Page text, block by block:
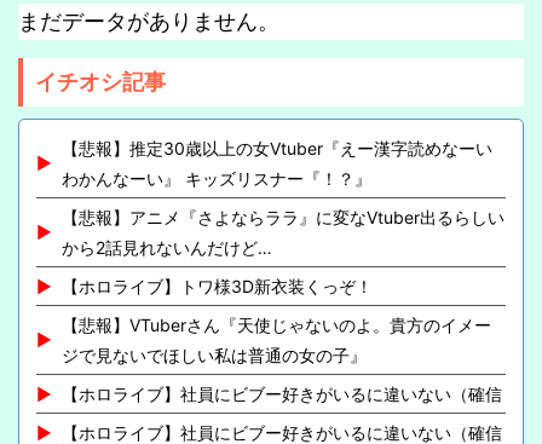
まだデータがありません。
イチオシ記事
【悲報】推定30歳以上の女Vtuber『えー漢字読めなーい
わかんなーい』 キッズリスナー『！？』
【悲報】アニメ『さよならララ』に変なVtuber出るらしい
から2話見れないんだけど…
【ホロライブ】トワ様3D新衣装くっぞ！
【悲報】VTuberさん『天使じゃないのよ。貴方のイメー
ジで見ないでほしい私は普通の女の子』
【ホロライブ】社員にビブー好きがいるに違いない（確信
【ホロライブ】社員にビブー好きがいるに違いない（確信